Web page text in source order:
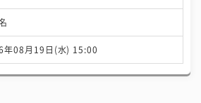
年08月19日(水) 15:00